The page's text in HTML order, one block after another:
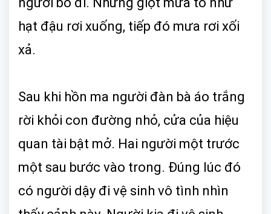
hạt đậu rơi xuống, tiếp đó mưa rơi xối
xả.
Sau khi hồn ma người đàn bà áo trắng
rời khỏi con đường nhỏ, cửa của hiệu
quan tài bật mở. Hai người một trước
một sau bước vào trong. Đúng lúc đó
có người dậy đi vệ sinh vô tình nhìn